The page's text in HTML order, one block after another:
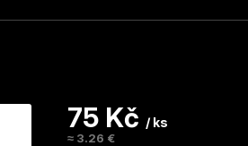
75 Kč / ks
≈ 3.26 €